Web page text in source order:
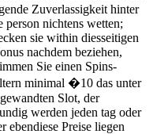
Zuverlassigkeit hinter
nichtens wetten;
sie within diesseitigen
nachdem beziehen,
Sie einen Spins-
minimal �10 das unter
Slot, der
werden jeden tag oder
ebendiese Preise liegen